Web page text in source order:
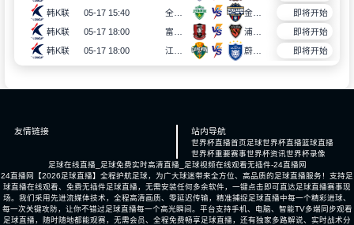
韩K联 05-17 15:40 全北现代 金泉尚武 即将开始
韩K联 05-17 18:00 浦项铁人 即将开始
韩K联 05-17 18:00 江原FC 蔚山HD 即将开始
友情链接 站内导航
世界杯直播首页足球世界杯直播篮球直播
世界杯重要赛事世界杯资讯世界杯录像
足球在线直播_足球免费实时高清直播_足球视频在线观看无插件-24直播网
24直播网【2026足球直播】全程护航足球，为广大球迷带来全方位、高品质的足球直播服务！支持足
球直播在线观看、免费无插件足球直播，无需安装任何多余软件，一键点击即可直达足球直播赛事现
场。我们采用先进流媒体技术，全程高清画质、零延迟传输，精准捕捉足球直播中每一个精彩进球、
每一次关键攻防，让你不错过足球直播每一个高光瞬间。平台支持手机、电脑、智能TV多端同步观看
足球直播，随时随地都能观赛，无需会员、全程免费畅享足球直播，还有独家多路解说、实时战术分